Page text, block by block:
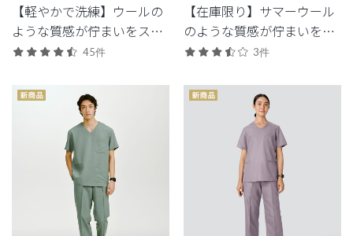
【軽やかで洗練】ウールの
ような質感が佇まいをスマ
ートに引き立てる定番シリ
45件
【在庫限り】サマーウール
のような質感が佇まいをス
マートに引き立てるTRO(ト
3件